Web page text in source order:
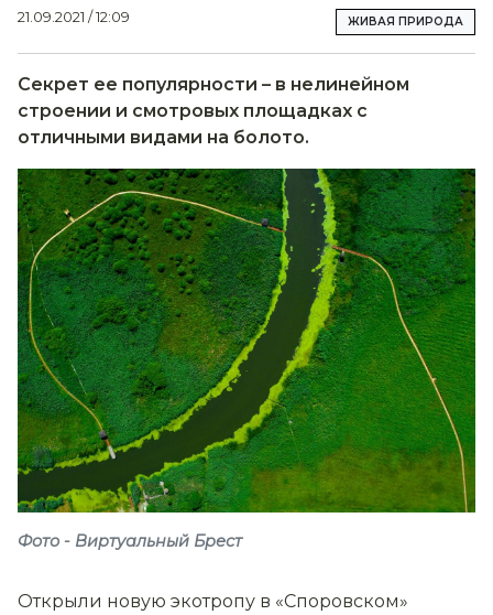
21.09.2021 / 12:09 ЖИВАЯ ПРИРОДА
Секрет ее популярности – в нелинейном
строении и смотровых площадках с
отличными видами на болото.
Фото - Виртуальный Брест
Открыли новую экотропу в «Споровском»